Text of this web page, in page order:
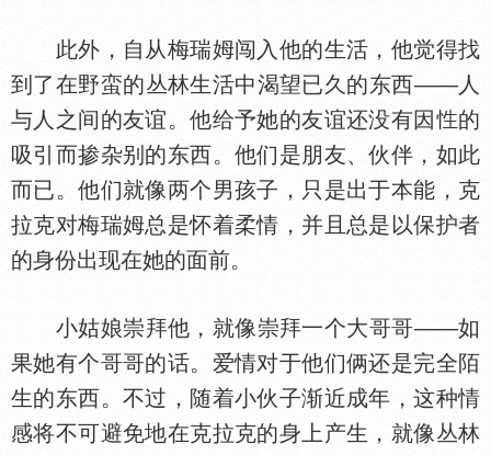
此外，自从梅瑞姆闯入他的生活，他觉得找
到了在野蛮的丛林生活中渴望已久的东西——人
与人之间的友谊。他给予她的友谊还没有因
的
吸引而掺杂别的东西。他们是朋友、伙伴，如此
而已。他们就像两个男孩子，只是出于本能，克
拉克对梅瑞姆总是怀着柔情，并且总是以保护者
的身份出现在她的面前。
小姑娘崇拜他，就像崇拜一个大哥哥——如
果她有个哥哥的话。爱情对于他们俩还是完全陌
生的东西。不过，随着小伙子渐近成年，这种情
感将不可避免地在克拉克的身上产生，就像丛林